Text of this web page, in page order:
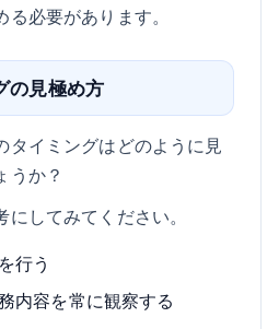
必要があります。
の見極め方
タイミングはどのように見
うか？
してみてください。
行う
内容を常に観察する